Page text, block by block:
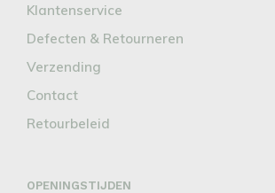
Klantenservice
Defecten & Retourneren
Verzending
Contact
Retourbeleid
OPENINGSTIJDEN